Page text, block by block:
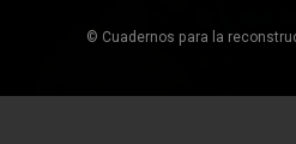
© Cuadernos para la